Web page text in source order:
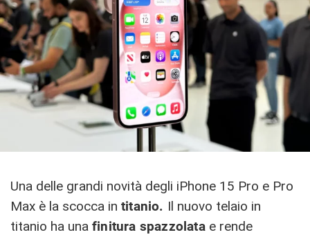
Una delle grandi novità degli iPhone 15 Pro e Pro
Max è la scocca in titanio. Il nuovo telaio in
titanio ha una finitura spazzolatae rende